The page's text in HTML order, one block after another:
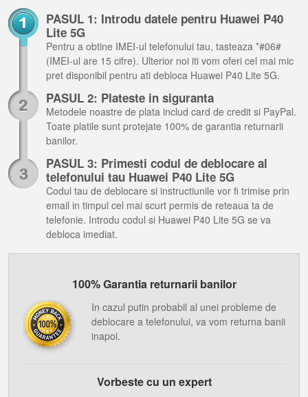
PASUL 1: Introdu datele pentru Huawei P40
Lite 5G
Pentru a obtine IMEI-ul telefonului tau, tasteaza *#06#
(IMEI-ul are 15 cifre). Ulterior noi iti vom oferi cel mai mic
pret disponibil pentru ati debloca Huawei P40 Lite 5G.
PASUL 2: Plateste in siguranta
Metodele noastre de plata includ card de credit si PayPal.
Toate platile sunt protejate 100% de garantia returnarii
banilor.
PASUL 3: Primesti codul de deblocare al
telefonului tau Huawei P40 Lite 5G
Codul tau de deblocare si instructiunile vor fi trimise prin
email in timpul cel mai scurt permis de reteaua ta de
telefonie. Introdu codul si Huawei P40 Lite 5G se va
debloca imediat.
100% Garantia returnarii banilor
In cazul putin probabil al unei probleme de
deblocare a telefonului, va vom returna banii
inapoi.
Vorbeste cu un expert